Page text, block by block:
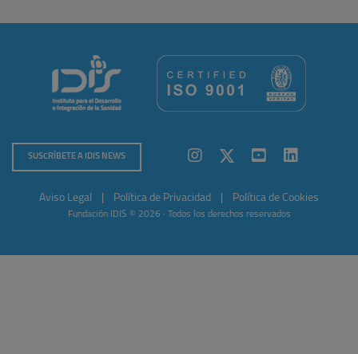
SUSCRÍBETE A IDIS NEWS
Aviso Legal Política de Privacidad Política de Cookies
Fundación IDIS © 2026 · Todos los derechos reservados